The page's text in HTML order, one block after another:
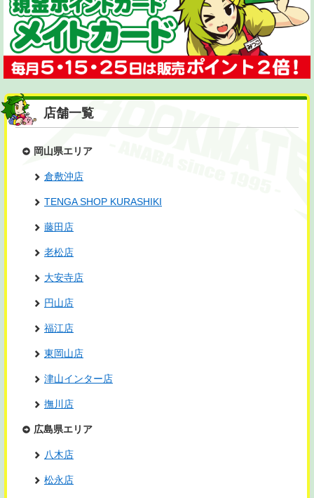
店舗一覧
岡山県エリア
倉敷沖店
TENGA SHOP KURASHIKI
藤田店
老松店
大安寺店
円山店
福江店
東岡山店
津山インター店
撫川店
広島県エリア
八木店
松永店